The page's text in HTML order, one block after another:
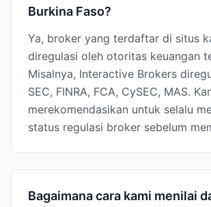
Burkina Faso?
Ya, broker yang terdaftar di situs
diregulasi oleh otoritas keuangan
Misalnya, Interactive Brokers
SEC, FINRA, FCA, CySEC, MAS.
merekomendasikan untuk selalu
status regulasi broker sebelum
Bagaimana cara kami menilai